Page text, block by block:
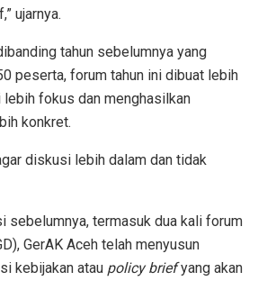
ujarnya.
tahun sebelumnya yang
peserta, forum tahun ini dibuat lebih
fokus dan menghasilkan
konkret.
diskusi lebih dalam dan tidak
sebelumnya, termasuk dua kali forum
GerAK Aceh telah menyusun
kebijakan atau policy briefyang akan